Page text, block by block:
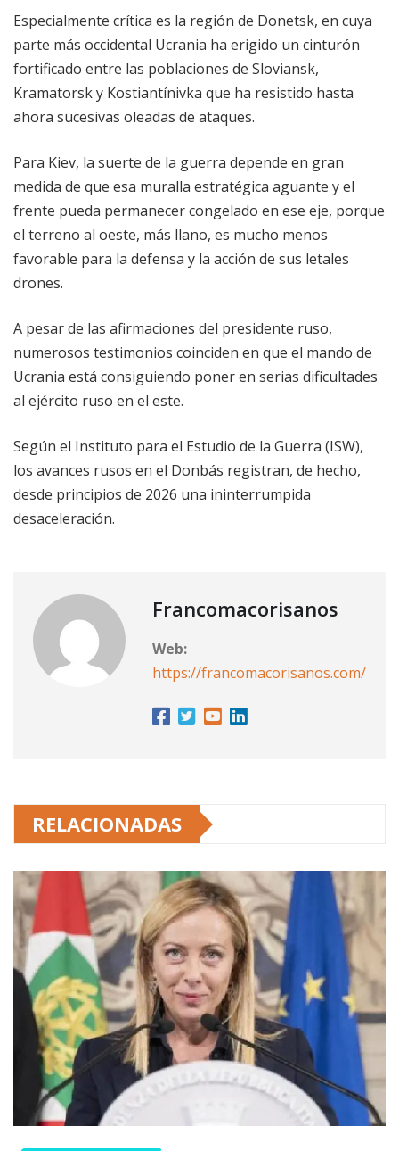
Especialmente crítica es la región de Donetsk, en cuya
parte más occidental Ucrania ha erigido un cinturón
fortificado entre las poblaciones de Sloviansk,
Kramatorsk y Kostiantínivka que ha resistido hasta
ahora sucesivas oleadas de ataques.
Para Kiev, la suerte de la guerra depende en gran
medida de que esa muralla estratégica aguante y el
frente pueda permanecer congelado en ese eje, porque
el terreno al oeste, más llano, es mucho menos
favorable para la defensa y la acción de sus letales
drones.
A pesar de las afirmaciones del presidente ruso,
numerosos testimonios coinciden en que el mando de
Ucrania está consiguiendo poner en serias dificultades
al ejército ruso en el este.
Según el Instituto para el Estudio de la Guerra (ISW),
los avances rusos en el Donbás registran, de hecho,
desde principios de 2026 una ininterrumpida
desaceleración.
Francomacorisanos
Web:
https://francomacorisanos.com/
RELACIONADAS